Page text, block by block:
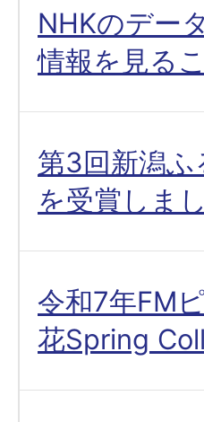
NHKのデー
情報を見る
第3回新潟
を受賞しま
令和7年FM
花Spring